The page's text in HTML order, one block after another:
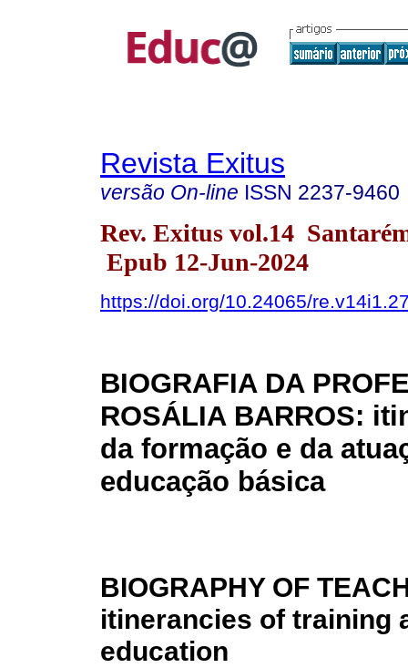
Revista Exitus
versão On-line ISSN 2237-9460
Rev. Exitus vol.14
Epub 12-Jun-2024
https://doi.org/10.24065/
BIOGRAFIA DA
ROSÁLIA BARROS:
da formação e da
educação básica
BIOGRAPHY OF
itinerancies of training
education